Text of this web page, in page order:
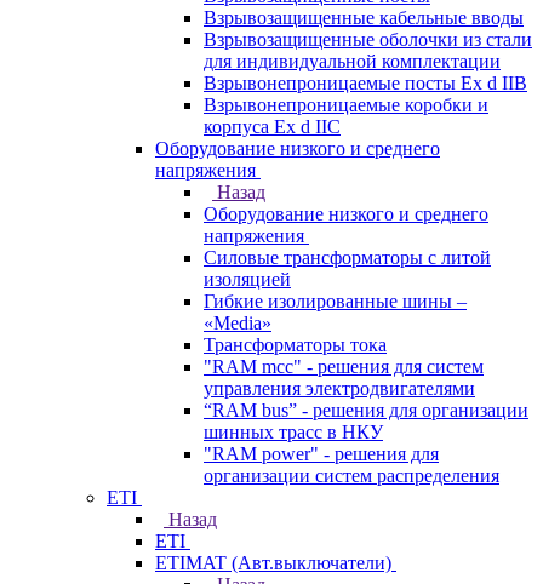
Взрывозащищенные кабельные вводы
Взрывозащищенные оболочки из стали
для индивидуальной комплектации
Взрывонепроницаемые посты Ex d IIB
Взрывонепроницаемые коробки и
корпуса Ex d IIС
Оборудование низкого и среднего
напряжения
Назад
Оборудование низкого и среднего
напряжения
Силовые трансформаторы с литой
изоляцией
Гибкие изолированные шины –
«Media»
Трансформаторы тока
"RAM mcc" - решения для систем
управления электродвигателями
“RAM bus” - решения для организации
шинных трасс в НКУ
"RAM power" - решения для
организации систем распределения
ETI
Назад
ETI
ETIMAT (Авт.выключатели)